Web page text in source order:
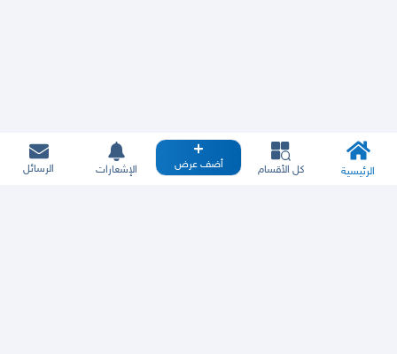
الرئيسية كل الأقسام أضف عرض الإشعارات الرسائل